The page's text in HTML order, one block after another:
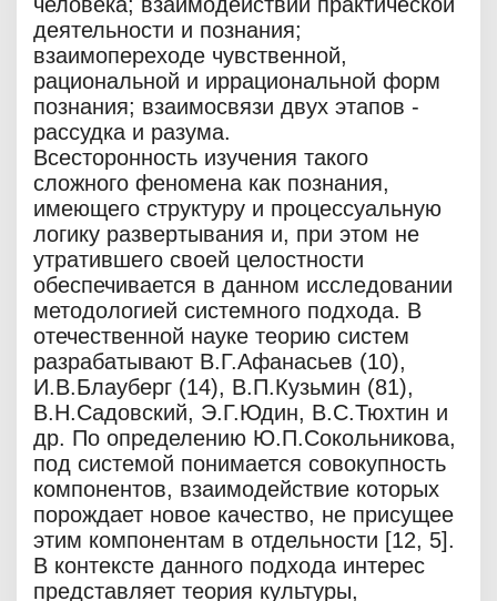
деятельности и познания;
взаимопереходе чувственной,
рациональной и иррациональной форм
познания; взаимосвязи двух этапов -
рассудка и разума.
Всесторонность изучения такого
сложного феномена как познания,
имеющего структуру и процессуальную
логику развертывания и, при этом не
утратившего своей целостности
обеспечивается в данном исследовании
методологией системного подхода. В
отечественной науке теорию систем
разрабатывают В.Г.Афанасьев (10),
И.В.Блауберг (14), В.П.Кузьмин (81),
В.Н.Садовский, Э.Г.Юдин, В.С.Тюхтин и
др. По определению Ю.П.Сокольникова,
под системой понимается совокупность
компонентов, взаимодействие которых
порождает новое качество, не присущее
этим компонентам в отдельности [12, 5].
В контексте данного подхода интерес
представляет теория культуры,